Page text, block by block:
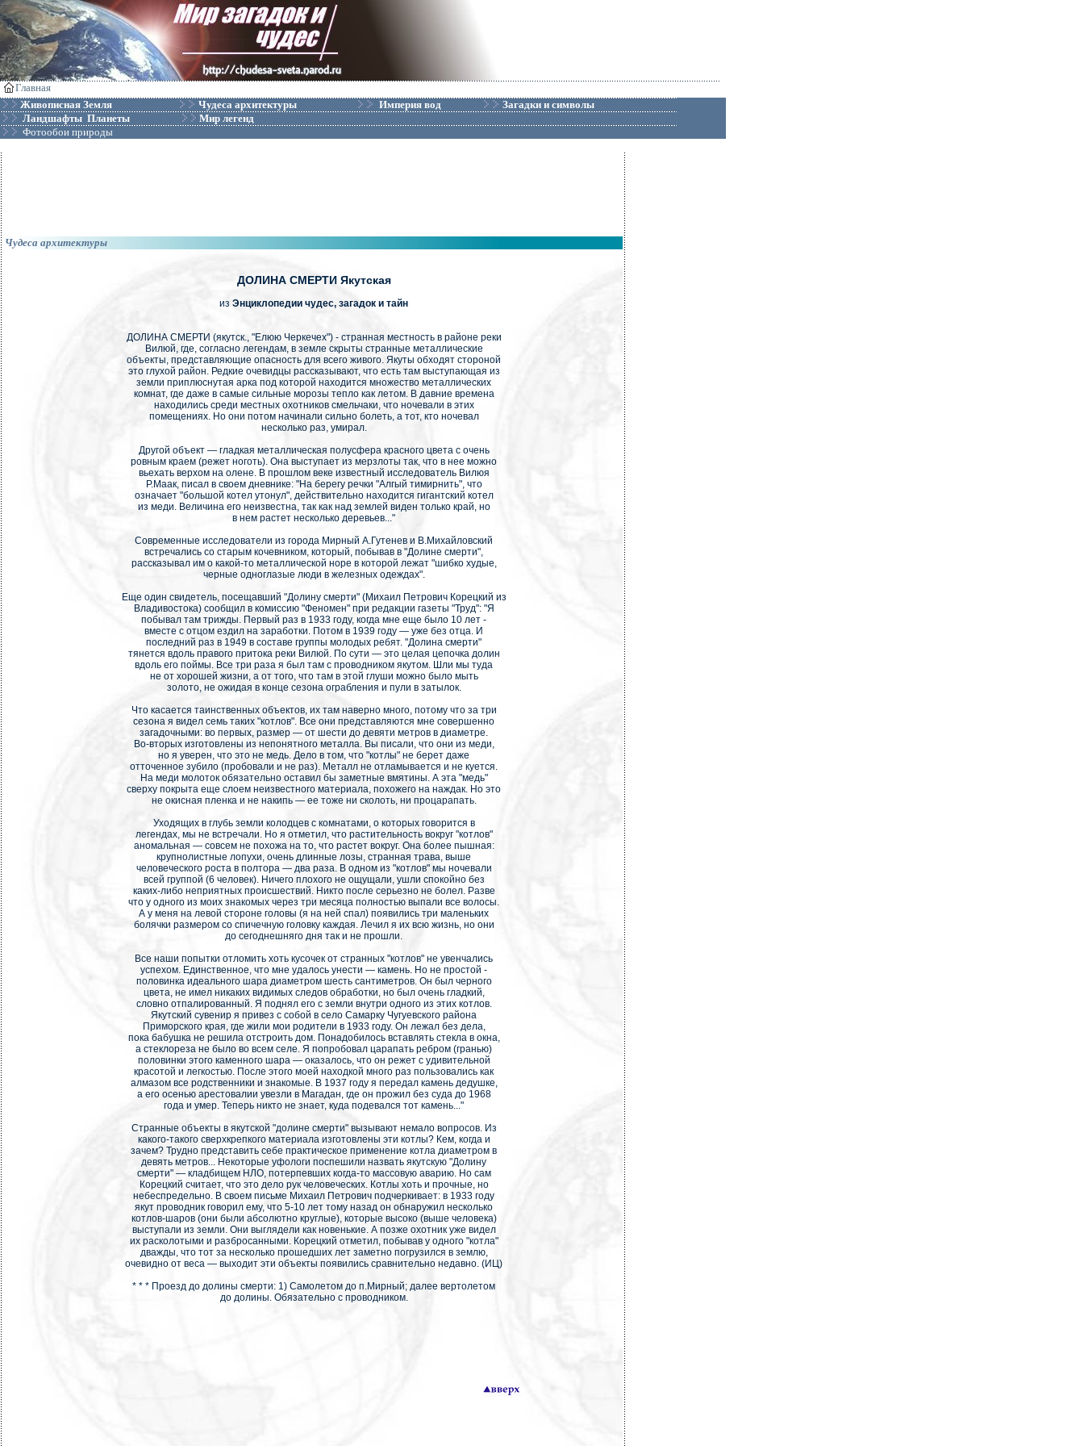
Главная
Живописная Земля
Чудеса архитектуры Империя вод
Загадки и символы
Ландшафты Планеты
Мир легенд
Фотообои природы
Чудеса архитектуры
ДОЛИНА СМЕРТИ Якутская
из Энциклопедии чудес, загадок и тайн
ДОЛИНА СМЕРТИ (якутск., "Елюю Черкечех") - странная местность в районе реки
Вилюй, где, согласно легендам, в земле скрыты странные металлические
объекты, представляющие опасность для всего живого. Якуты обходят стороной
это глухой район. Редкие очевидцы рассказывают, что есть там выступающая из
земли приплюснутая арка под которой находится множество металлических
комнат, где даже в самые сильные морозы тепло как летом. В давние времена
находились среди местных охотников смельчаки, что ночевали в этих
помещениях. Но они потом начинали сильно болеть, а тот, кто ночевал
несколько раз, умирал.
Другой объект — гладкая металлическая полусфера красного цвета с очень
ровным краем (режет ноготь). Она выступает из мерзлоты так, что в нее можно
вьехать верхом на олене. В прошлом веке известный исследователь Вилюя
Р.Маак, писал в своем дневнике: "На берегу речки "Алгый тимирнить", что
означает "большой котел утонул", действительно находится гигантский котел
из меди. Величина его неизвестна, так как над землей виден только край, но
в нем растет несколько деревьев..."
Современные исследователи из города Мирный А.Гутенев и В.Михайловский
встречались со старым кочевником, который, побывав в "Долине смерти",
рассказывал им о какой-то металлической норе в которой лежат "шибко худые,
черные одноглазые люди в железных одеждах".
Еще один свидетель, посещавший "Долину смерти" (Михаил Петрович Корецкий из
Владивостока) сообщил в комиссию "Феномен" при редакции газеты "Труд": "Я
побывал там трижды. Первый раз в 1933 году, когда мне еще было 10 лет -
вместе с отцом ездил на заработки. Потом в 1939 году — уже без отца. И
последний раз в 1949 в составе группы молодых ребят. "Долина смерти"
тянется вдоль правого притока реки Вилюй. По сути — это целая цепочка долин
вдоль его поймы. Все три раза я был там с проводником якутом. Шли мы туда
не от хорошей жизни, а от того, что там в этой глуши можно было мыть
золото, не ожидая в конце сезона ограбления и пули в затылок.
Что касается таинственных объектов, их там наверно много, потому что за три
сезона я видел семь таких "котлов". Все они представляются мне совершенно
загадочными: во первых, размер — от шести до девяти метров в диаметре.
Во-вторых изготовлены из непонятного металла. Вы писали, что они из меди,
но я уверен, что это не медь. Дело в том, что "котлы" не берет даже
отточенное зубило (пробовали и не раз). Металл не отламывается и не куется.
На меди молоток обязательно оставил бы заметные вмятины. А эта "медь"
сверху покрыта еще слоем неизвестного материала, похожего на наждак. Но это
не окисная пленка и не накипь — ее тоже ни сколоть, ни процарапать.
Уходящих в глубь земли колодцев с комнатами, о которых говорится в
легендах, мы не встречали. Но я отметил, что растительность вокруг "котлов"
аномальная — совсем не похожа на то, что растет вокруг. Она более пышная:
крупнолистные лопухи, очень длинные лозы, странная трава, выше
человеческого роста в полтора — два раза. В одном из "котлов" мы ночевали
всей группой (6 человек). Ничего плохого не ощущали, ушли спокойно без
каких-либо неприятных происшествий. Никто после серьезно не болел. Разве
что у одного из моих знакомых через три месяца полностью выпали все волосы.
А у меня на левой стороне головы (я на ней спал) появились три маленьких
болячки размером со спичечную головку каждая. Лечил я их всю жизнь, но они
до сегоднешняго дня так и не прошли.
Все наши попытки отломить хоть кусочек от странных "котлов" не увенчались
успехом. Единственное, что мне удалось унести — камень. Но не простой -
половинка идеального шара диаметром шесть сантиметров. Он был черного
цвета, не имел никаких видимых следов обработки, но был очень гладкий,
словно отпалированный. Я поднял его с земли внутри одного из этих котлов.
Якутский сувенир я привез с собой в село Самарку Чугуевского района
Приморского края, где жили мои родители в 1933 году. Он лежал без дела,
пока бабушка не решила отстроить дом. Понадобилось вставлять стекла в окна,
а стеклореза не было во всем селе. Я попробовал царапать ребром (гранью)
половинки этого каменного шара — оказалось, что он режет с удивительной
красотой и легкостью. После этого моей находкой много раз пользовались как
алмазом все родственники и знакомые. В 1937 году я передал камень дедушке,
а его осенью арестовалии увезли в Магадан, где он прожил без суда до 1968
года и умер. Теперь никто не знает, куда подевался тот камень..."
Странные объекты в якутской "долине смерти" вызывают немало вопросов. Из
какого-такого сверхкрепкого материала изготовлены эти котлы? Кем, когда и
зачем? Трудно представить себе практическое применение котла диаметром в
девять метров... Некоторые уфологи поспешили назвать якутскую "Долину
смерти" — кладбищем НЛО, потерпевших когда-то массовую аварию. Но сам
Корецкий считает, что это дело рук человеческих. Котлы хоть и прочные, но
небеспредельно. В своем письме Михаил Петрович подчеркивает: в 1933 году
якут проводник говорил ему, что 5-10 лет тому назад он обнаружил несколько
котлов-шаров (они были абсолютно круглые), которые высоко (выше человека)
выступали из земли. Они выглядели как новенькие. А позже охотник уже видел
их расколотыми и разбросанными. Корецкий отметил, побывав у одного "котла"
дважды, что тот за несколько прошедших лет заметно погрузился в землю,
очевидно от веса — выходит эти объекты появились сравнительно недавно. (ИЦ)
* * * Проезд до долины смерти: 1) Самолетом до п.Мирный; далее вертолетом
до долины. Обязательно с проводником.